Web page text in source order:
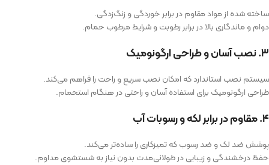
ساخته شده از مواد مقاوم در برابر خوردگی و زنگ‌زدگی.
دوام و ماندگاری بالا در برابر رطوبت و شرایط مرطوب حمام.
۳. نصب آسان و طراحی ارگونومیک
سیستم نصب استاندارد که امکان نصب سریع و راحت را فراهم می‌کند.
طراحی ارگونومیک برای استفاده آسان و راحتی در هنگام استحمام.
۴. مقاوم در برابر لکه و رسوبات آب
پوشش ضد لک و ضد رسوب که تمیزکاری را ساده‌تر می‌کند.
حفظ درخشندگی و زیبایی در طولانی‌مدت بدون نیاز به شستشوی مداوم.